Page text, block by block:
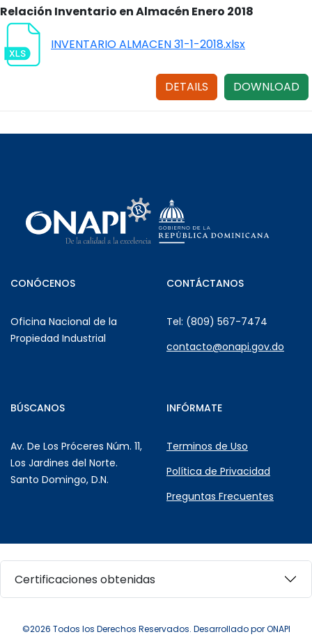
Relación Inventario en Almacén Enero 2018
INVENTARIO ALMACEN 31-1-2018.xlsx
DOWNLOAD
DETAILS
CONÓCENOS
Oficina Nacional de la
Propiedad Industrial
CONTÁCTANOS
Tel: (809) 567-7474
contacto@onapi.gov.do
BÚSCANOS
Av. De Los Próceres Núm. 11,
Los Jardines del Norte.
Santo Domingo, D.N.
INFÓRMATE
Terminos de Uso
Política de Privacidad
Preguntas Frecuentes
Certificaciones obtenidas
©2026 Todos los Derechos Reservados. Desarrollado por ONAPI